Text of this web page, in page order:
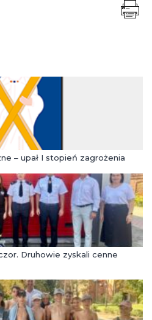
– upał I stopień zagrożenia
Druhowie zyskali cenne